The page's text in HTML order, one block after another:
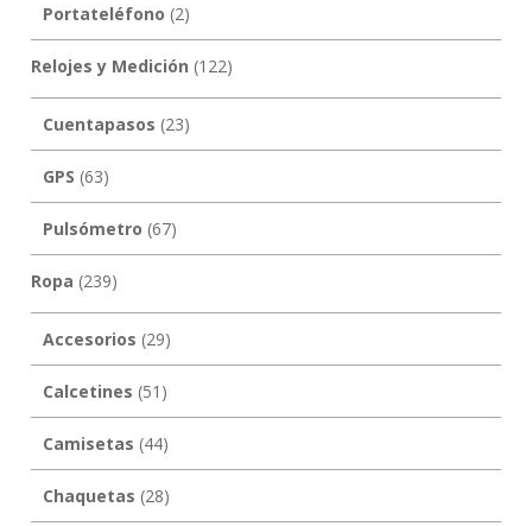
Portateléfono (2)
Relojes y Medición (122)
Cuentapasos (23)
GPS (63)
Pulsómetro (67)
Ropa (239)
Accesorios (29)
Calcetines (51)
Camisetas (44)
Chaquetas (28)